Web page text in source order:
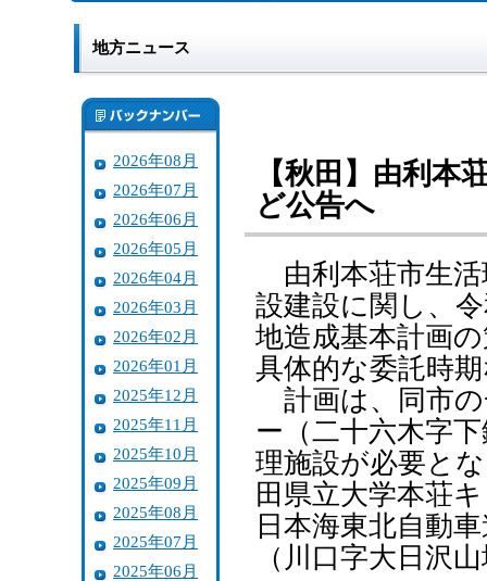
地方ニュース
2026年08月
2026年07月
2026年06月
2026年05月
2026年04月
2026年03月
2026年02月
2026年01月
2025年12月
2025年11月
2025年10月
2025年09月
2025年08月
2025年07月
2025年06月
【秋田】由利本
ど公告へ
由利本荘市生活
設建設に関し、
地造成基本計画
具体的な委託時
計画は、同市の
ー（二十六木字
理施設が必要と
田県立大学本荘
日本海東北自動
（川口字大日沢